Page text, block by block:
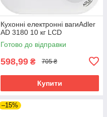
Кухонні електронні вагиAdler
AD 3180 10 кг LCD
Готово до відправки
598,99 ₴ 705 ₴
Купити
–15%